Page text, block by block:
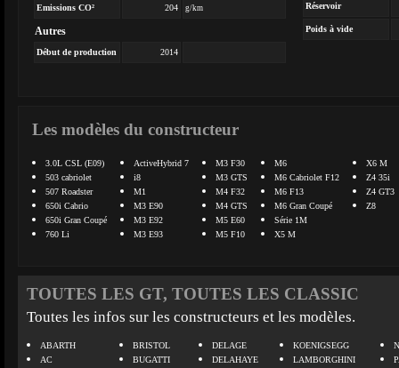
Emissions CO² 204 g/km
Autres
Début de production 2014
Réservoir
Poids à vide
Les modèles du constructeur
3.0L CSL (E09)
503 cabriolet
507 Roadster
650i Cabrio
650i Gran Coupé
760 Li
ActiveHybrid 7
i8
M1
M3 E90
M3 E92
M3 E93
M3 F30
M3 GTS
M4 F32
M4 GTS
M5 E60
M5 F10
M6
M6 Cabriolet F12
M6 F13
M6 Gran Coupé
Série 1M
X5 M
X6 M
Z4 35i
Z4 GT3
Z8
TOUTES LES GT, TOUTES LES CLASSIC
Toutes les infos sur les constructeurs et les modèles.
ABARTH
AC
BRISTOL
BUGATTI
DELAGE
DELAHAYE
KOENIGSEGG
LAMBORGHINI